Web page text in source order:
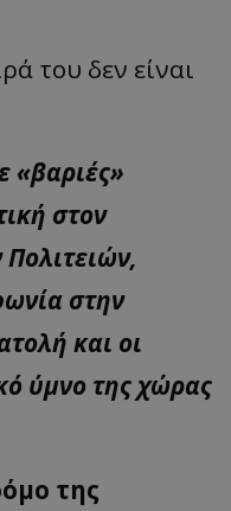
του δεν είναι
«βαριές»
στον
στην
και οι
ύμνο της χώρας
της